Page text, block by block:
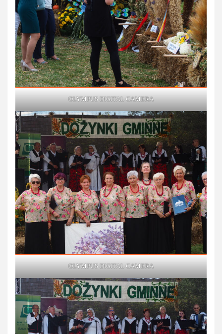
OLYMPUS DIGITAL CAMERA
OLYMPUS DIGITAL CAMERA